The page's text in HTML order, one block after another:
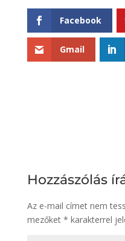
Facebook
Gmail
Hozzászólás
Az e-mail címet nem
mezőket * karakterrel